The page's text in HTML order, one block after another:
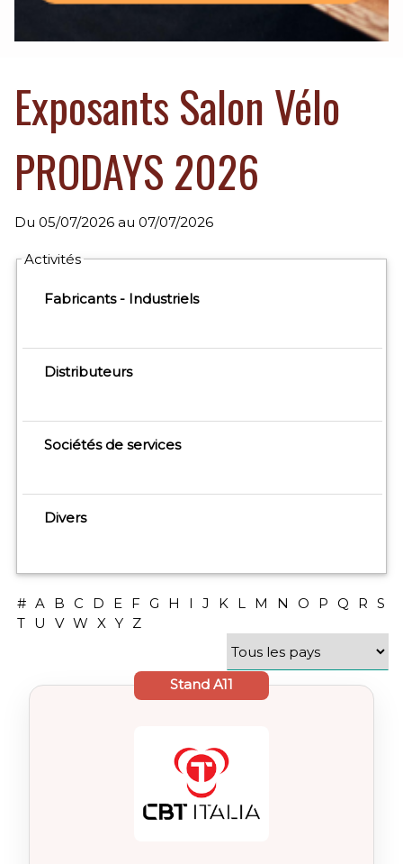
Exposants Salon Vélo
PRODAYS 2026
Du 05/07/2026 au 07/07/2026
Activités
Fabricants - Industriels
Distributeurs
Sociétés de services
Divers
# A B C D E F G H I J K L M N O P Q R S
T U V W X Y Z
StandA11